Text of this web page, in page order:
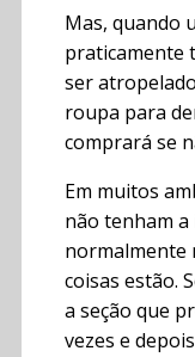
Mas, quando
praticamente
ser
roupa para
comprará se
Em muitos
não tenham a
normalmente
coisas estão.
a seção que
vezes e